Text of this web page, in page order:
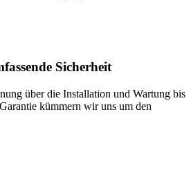
Sicherheit
über die Installation und Wartung bis
kümmern wir uns um den